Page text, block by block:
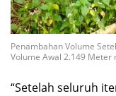
Penambahan Volume
Volume Awal 2.149 Meter
“Setelah seluruh